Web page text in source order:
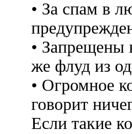
• За спам в
• Запрещены
же флуд из
• Огромное
говорит
Если такие